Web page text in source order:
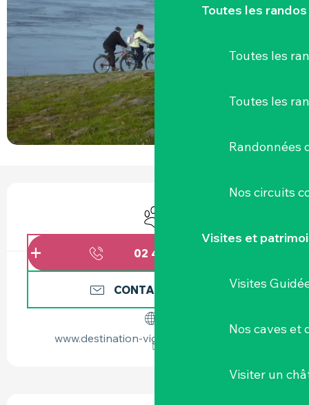
Toutes les randos
Toutes les
Toutes les
Randonnées
Nos circuits
Visites et
Visites
Nos caves et
Visiter un
OUVERTURE ET COORDONNÉES
Animaux acceptés
02 40 33 34
CONTACTEZ-NOUS
www.destination-vignoble-nantais.com